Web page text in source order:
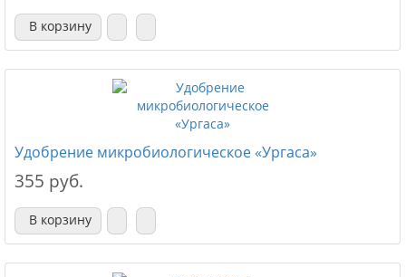
В корзину
Удобрение микробиологическое «Ургаса»
355 руб.
В корзину